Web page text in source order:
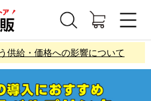
供給・価格への影響について